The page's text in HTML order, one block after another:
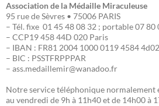
Association de la Médaille Miraculeuse
95 rue de Sèvres • 75006 PARIS
– Tél. fixe 01 45 48 08 32 ; portable 07 80
– CCP19 458 44D 020 Paris
– IBAN : FR81 2004 1000 0119 4584
– BIC : PSSTFRPPPAR
– ass.medaillemir@wanadoo.fr
Notre service téléphonique normalement
au vendredi de 9h à 11h40 et de 14h00 à